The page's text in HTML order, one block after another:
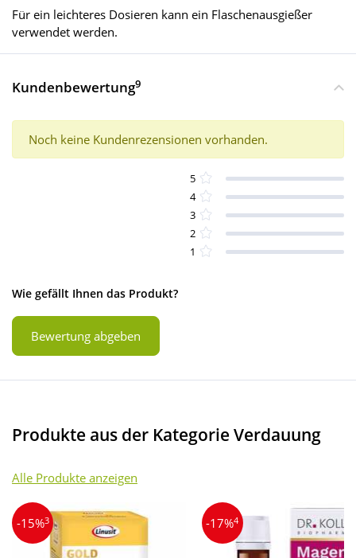
Für ein leichteres Dosieren kann ein Flaschenausgießer
verwendet werden.
Kundenbewertung9
Noch keine Kundenrezensionen vorhanden.
5
4
3
2
1
Wie gefällt Ihnen das Produkt?
Bewertung abgeben
Produkte aus der Kategorie Verdauung
Alle Produkte anzeigen
-15%3 -17%4